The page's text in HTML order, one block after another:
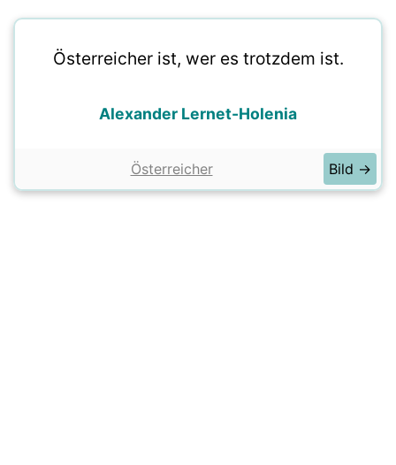
Österreicher ist, wer es trotzdem ist.
Alexander Lernet-Holenia
Österreicher Bild →